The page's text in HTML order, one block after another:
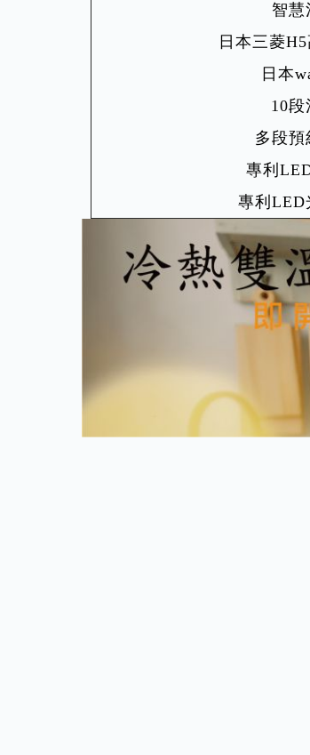
智慧
日本三菱
日本
10段
多段預
專利
專利LED